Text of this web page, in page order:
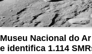
Museu Nacional do
e identifica 1.114